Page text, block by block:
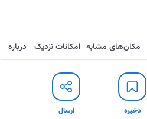
ارسال
مکان‌های مشابه امکانات نزدیک درباره
ذخیره ارسال